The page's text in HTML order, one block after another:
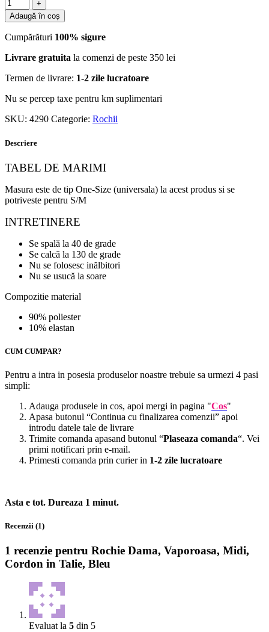
Adaugă în coș
Cumpărături 100% sigure
Livrare gratuita la comenzi de peste 350 lei
Termen de livrare: 1-2 zile lucratoare
Nu se percep taxe pentru km suplimentari
SKU: 4290 Categorie: Rochii
Descriere
TABEL DE MARIMI
Masura este de tip One-Size (universala) la acest produs si se
potriveste pentru S/M
INTRETINERE
Se spală la 40 de grade
Se calcă la 130 de grade
Nu se folosesc inălbitori
Nu se usucă la soare
Compozitie material
90% poliester
10% elastan
CUM CUMPAR?
Pentru a intra in posesia produselor noastre trebuie sa urmezi 4 pasi
simpli:
Adauga produsele in cos, apoi mergi in pagina "Cos"
Apasa butonul “Continua cu finalizarea comenzii” apoi
introdu datele tale de livrare
Trimite comanda apasand butonul “Plaseaza comanda“. Vei
primi notificari prin e-mail.
Primesti comanda prin curier in 1-2 zile lucratoare
Asta e tot. Dureaza 1 minut.
Recenzii (1)
1 recenzie pentru Rochie Dama, Vaporoasa, Midi,
Cordon in Talie, Bleu
Evaluat la 5 din 5